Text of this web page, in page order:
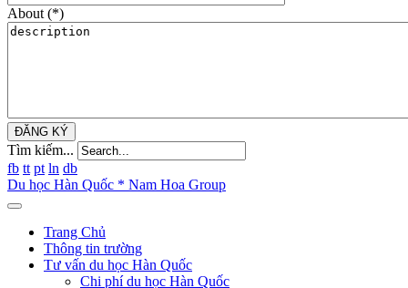
About (*)
ĐĂNG KÝ
Tìm kiếm...
fb tt pt ln db
Du học Hàn Quốc * Nam Hoa Group
Trang Chủ
Thông tin trường
Tư vấn du học Hàn Quốc
Chi phí du học Hàn Quốc